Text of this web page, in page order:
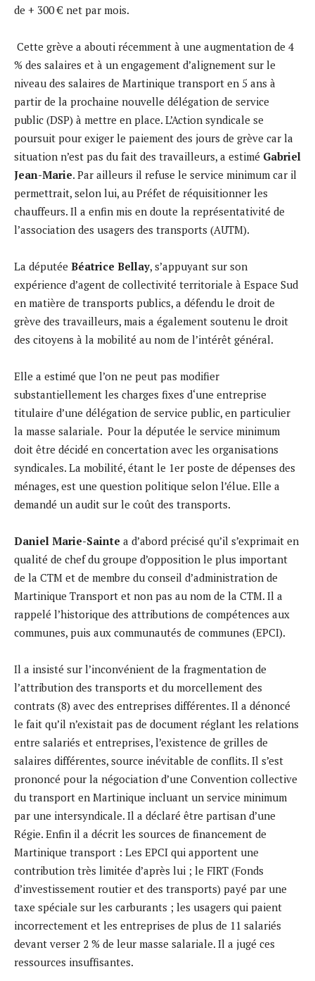
de + 300 € net par mois.
Cette grève a abouti récemment à une augmentation de 4
% des salaires et à un engagement d’alignement sur le
niveau des salaires de Martinique transport en 5 ans à
partir de la prochaine nouvelle délégation de service
public (DSP) à mettre en place. L’Action syndicale se
poursuit pour exiger le paiement des jours de grève car la
situation n’est pas du fait des travailleurs, a estimé Gabriel
Jean-Marie. Par ailleurs il refuse le service minimum car il
permettrait, selon lui, au Préfet de réquisitionner les
chauffeurs. Il a enfin mis en doute la représentativité de
l’association des usagers des transports (AUTM).
La députée Béatrice Bellay, s’appuyant sur son
expérience d’agent de collectivité territoriale à Espace Sud
en matière de transports publics, a défendu le droit de
grève des travailleurs, mais a également soutenu le droit
des citoyens à la mobilité au nom de l’intérêt général.
Elle a estimé que l’on ne peut pas modifier
substantiellement les charges fixes d‘une entreprise
titulaire d’une délégation de service public, en particulier
la masse salariale. Pour la députée le service minimum
doit être décidé en concertation avec les organisations
syndicales. La mobilité, étant le 1er poste de dépenses des
ménages, est une question politique selon l’élue. Elle a
demandé un audit sur le coût des transports.
Daniel Marie-Sainte a d’abord précisé qu’il s’exprimait en
qualité de chef du groupe d’opposition le plus important
de la CTM et de membre du conseil d’administration de
Martinique Transport et non pas au nom de la CTM. Il a
rappelé l’historique des attributions de compétences aux
communes, puis aux communautés de communes (EPCI).
Il a insisté sur l’inconvénient de la fragmentation de
l’attribution des transports et du morcellement des
contrats (8) avec des entreprises différentes. Il a dénoncé
le fait qu’il n’existait pas de document réglant les relations
entre salariés et entreprises, l’existence de grilles de
salaires différentes, source inévitable de conflits. Il s’est
prononcé pour la négociation d’une Convention collective
du transport en Martinique incluant un service minimum
par une intersyndicale. Il a déclaré être partisan d’une
Régie. Enfin il a décrit les sources de financement de
Martinique transport : Les EPCI qui apportent une
contribution très limitée d’après lui ; le FIRT (Fonds
d’investissement routier et des transports) payé par une
taxe spéciale sur les carburants ; les usagers qui paient
incorrectement et les entreprises de plus de 11 salariés
devant verser 2 % de leur masse salariale. Il a jugé ces
ressources insuffisantes.